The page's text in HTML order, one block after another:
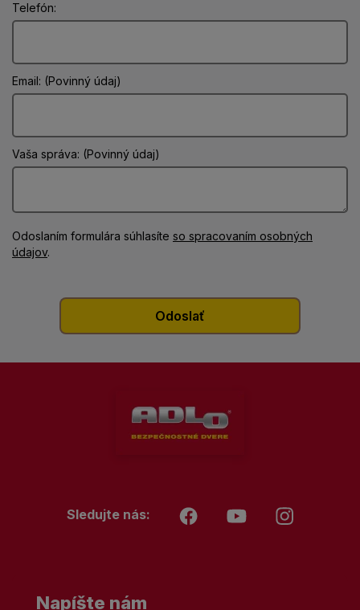
Telefón:
Email: (Povinný údaj)
Vaša správa: (Povinný údaj)
Odoslaním formulára súhlasíte so spracovaním osobných
údajov.
Sledujte nás:
Napíšte nám